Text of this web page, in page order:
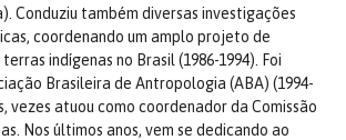
Conduziu também diversas investigações
coordenando um amplo projeto de
indígenas no Brasil (1986-1994). Foi
Brasileira de Antropologia (ABA) (1994-
vezes atuou como coordenador da Comissão
Nos últimos anos, vem se dedicando ao